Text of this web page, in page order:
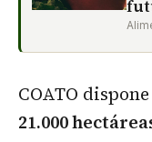
COATO
21.000